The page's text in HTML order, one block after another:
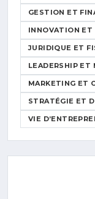
GESTION ET
INNOVATION ET
JURIDIQUE ET
LEADERSHIP ET
MARKETING ET
STRATÉGIE ET
VIE